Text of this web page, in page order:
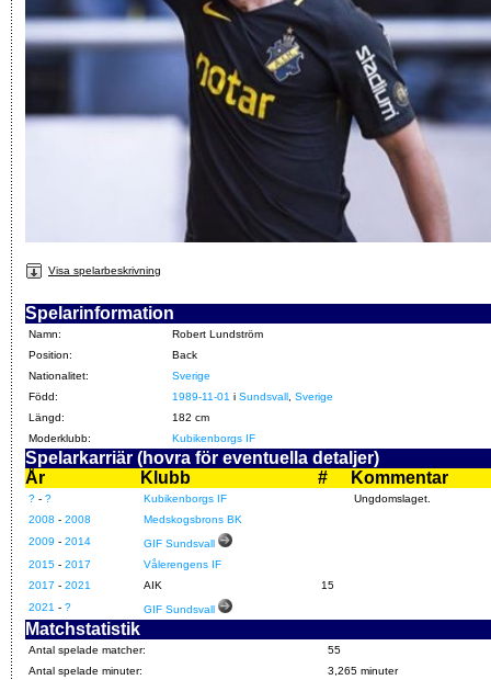
Visa spelarbeskrivning
Spelarinformation
Namn:
Robert Lundström
Position:
Back
Nationalitet:
Sverige
Född:
1989-11-01 i Sundsvall Sverige
Längd:
182 cm
Moderklubb:
Kubikenborgs IF
Spelarkarriär (hovra för eventuella detaljer)
År
Klubb # Kommentar
? - ? Kubikenborgs IF
Ungdomslaget.
2008 - 2008
Medskogsbrons BK
2009 - 2014
GIF Sundsvall
2015 - 2017
Vålerengens IF
2017 - 2021 AIK
15
2021 - ? GIF Sundsvall
Matchstatistik
Antal spelade matcher:
55
Antal spelade minuter:
3,265 minuter